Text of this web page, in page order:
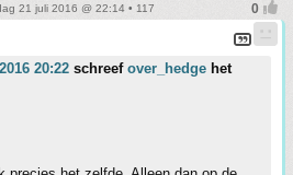
21 juli 2016 @ 22:14 • 117
20:22 schreef over_hedge het